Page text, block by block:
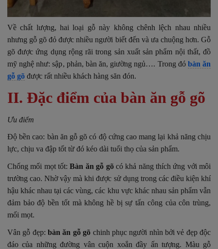
Về chất lượng, hai loại gỗ này không chênh lệch nhau nhiều
nhưng gỗ gõ đỏ được nhiều người biết đến và ưa chuộng hơn. Gỗ
gõ được ứng dụng rộng rãi trong sản xuất sản phẩm nội thất, đồ
mỹ nghệ như: sập, phản, bàn ăn, giường ngủ…. Trong đó bàn ăn
gỗ gõ được rất nhiều khách hàng săn đón.
II. Đặc điểm của bàn ăn gỗ gõ
Ưu điểm
Độ bền cao: bàn ăn gỗ gõ có độ cứng cao mang lại khả năng chịu
lực, chịu va đập tốt từ đó kéo dài tuổi thọ của sản phẩm.
Chống mối mọt tốt:Bàn ăn gỗ gõ có khả năng thích ứng với môi
trường cao. Nhờ vậy mà khi được sử dụng trong các điều kiện khí
hậu khác nhau tại các vùng, các khu vực khác nhau sản phẩm vẫn
đảm bảo độ bền tốt mà không hề bị sự tấn công của côn trùng,
mối mọt.
Vân gỗ đẹp:bàn ăn gỗ gõ chinh phục người nhìn bởi vẻ đẹp độc
đáo của những đường vân cuộn xoắn đầy ấn tượng. Màu gỗ